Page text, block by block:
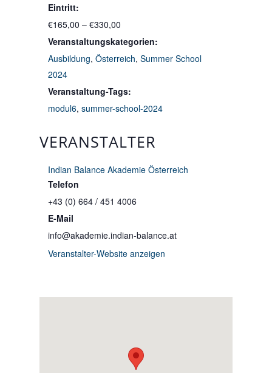
Eintritt:
€165,00 – €330,00
Veranstaltungskategorien:
Ausbildung, Österreich, Summer School
2024
Veranstaltung-Tags:
modul6, summer-school-2024
VERANSTALTER
Indian Balance Akademie Österreich
Telefon
+43 (0) 664 / 451 4006
E-Mail
info@akademie.indian-balance.at
Veranstalter-Website anzeigen